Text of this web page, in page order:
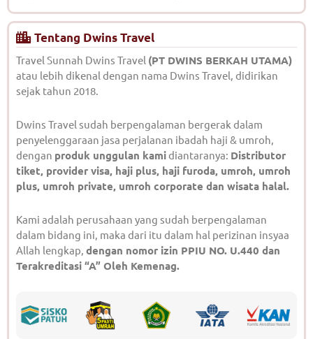
Tentang Dwins Travel
Travel Sunnah Dwins Travel (PT DWINS BERKAH UTAMA)
atau lebih dikenal dengan nama Dwins Travel, didirikan
sejak tahun 2018.
Dwins Travel sudah berpengalaman bergerak dalam
penyelenggaraan jasa perjalanan ibadah haji & umroh,
dengan produk unggulan kamidiantaranya: Distributor
tiket, provider visa, haji plus, haji furoda, umroh, umroh
plus, umroh private, umroh corporate dan wisata halal.
Kami adalah perusahaan yang sudah berpengalaman
dalam bidang ini, maka dari itu dalam hal perizinan insyaa
Allah lengkap, dengan nomor izin PPIU NO. U.440 dan
Terakreditasi “A” Oleh Kemenag.